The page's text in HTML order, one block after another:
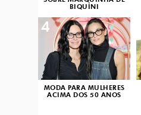
BIQUÍNI
MODA PARA MULHERES
ACIMA DOS 50 ANOS
4